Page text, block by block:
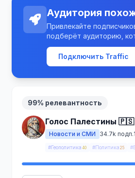
Аудитория
Привлекайте
подберёт аудиторию,
Подключить Traffic
99% релевантность
Новости и СМИ 34.7k подп.
#Геополитика 40 #Политика 25